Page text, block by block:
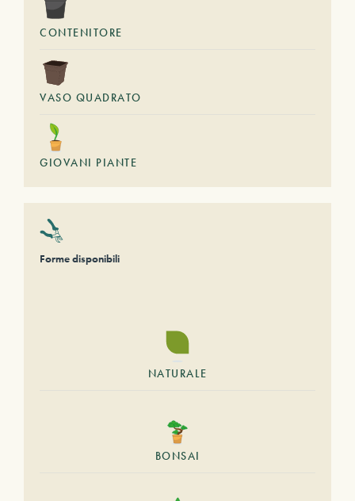
CONTENITORE
VASO QUADRATO
GIOVANI PIANTE
Forme disponibili
NATURALE
BONSAI